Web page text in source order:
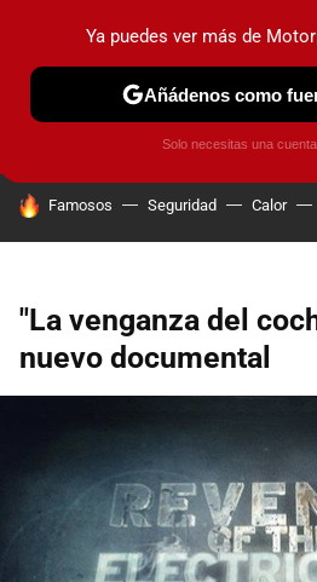
PRUEBAS COCHES ELÉCTRICOS
HOY SE HABLA DE
Famosos Seguridad Calor
"La venganza del
nuevo documental
Ya puedes ver más de
Añádenos como
Solo necesitas una